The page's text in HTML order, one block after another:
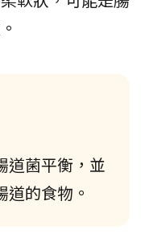
道菌平衡，並
的食物。